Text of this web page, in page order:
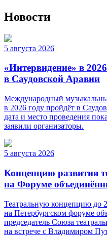
Новости
5 августа 2026
«Интервидение» в
в Саудовской Аравии
Международный
в 2026 году пройдёт в
дата и место проведения
заявили организаторы.
5 августа 2026
Концепцию развития
на Форуме
Театральную концепцию до
на Петербургском форуме
председатель Союза
на встрече с Владимиром